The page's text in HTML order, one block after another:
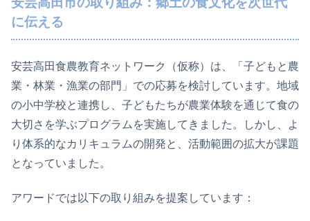
に伝える
安芸高田食農教育ネットワーク（仮称）は、「子どもと農
業・林業・漁業の部門」での応募を検討しています。地域
の小中学校と連携し、子どもたちが農業体験を通じて食の
大切さを学ぶプログラムを実施してきました。しかし、よ
り体系的なカリキュラムの開発と、活動範囲の拡大が課題
となっていました。
アワードでは以下の取り組みを提案しています：